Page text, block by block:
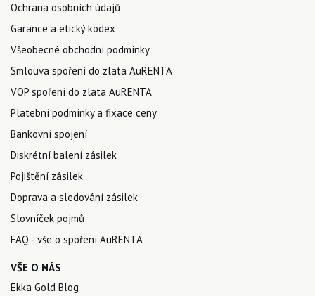
Ochrana osobních údajů
Garance a etický kodex
Všeobecné obchodní podmínky
Smlouva spoření do zlata AuRENTA
VOP spoření do zlata AuRENTA
Platební podmínky a fixace ceny
Bankovní spojení
Diskrétní balení zásilek
Pojištění zásilek
Doprava a sledování zásilek
Slovníček pojmů
FAQ - vše o spoření AuRENTA
VŠE O NÁS
Ekka Gold Blog